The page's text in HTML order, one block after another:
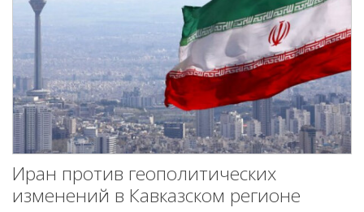
Иран против геополитических
изменений в Кавказском регионе